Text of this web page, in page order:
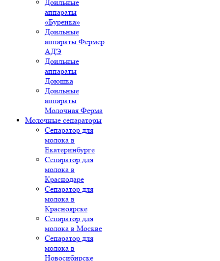
Доильные
аппараты
«Буренка»
Доильные
аппараты Фермер
АДЭ
Доильные
аппараты
Доюшка
Доильные
аппараты
Молочная Ферма
Молочные сепараторы
Сепаратор для
молока в
Екатеринбурге
Сепаратор для
молока в
Краснодаре
Сепаратор для
молока в
Красноярске
Сепаратор для
молока в Москве
Сепаратор для
молока в
Новосибирске